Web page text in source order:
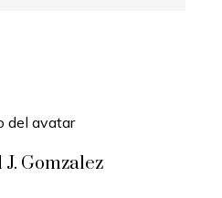
Gomzalez